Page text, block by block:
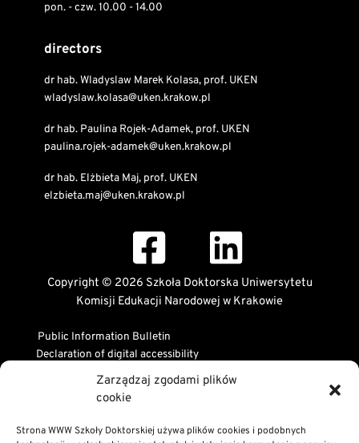
Zarządzaj zgodami plików
cookie
Strona WWW Szkoły Doktorskiej używa plików cookies i podobnych
pon. - czw. 10.00 - 14.00
directors
dr hab. Wladyslaw Marek Kolasa, prof. UKEN
wladyslaw.kolasa@uken.krakow.pl
dr hab. Paulina Rojek-Adamek, prof. UKEN
paulina.rojek-adamek@uken.krakow.pl
dr hab. Elżbieta Maj, prof. UKEN
elzbieta.maj@uken.krakow.pl
Copyright © 2026 Szkoła Doktorska Uniwersytetu
Komisji Edukacji Narodowej w Krakowie
Public Information Bulletin
Declaration of digital accessibility
RODO Statement
Privacy and Cookies Policy